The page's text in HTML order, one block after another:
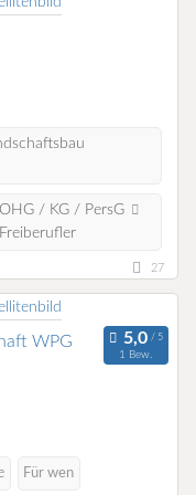
/ KG / PersG
Freiberufler
27
WPG
1 Bew.
Für wen